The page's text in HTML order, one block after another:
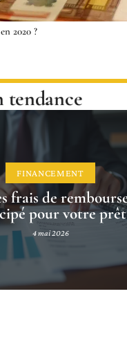
2020 ?
FINANCEMENT
frais de
pour votre prêt
4 mai 2026